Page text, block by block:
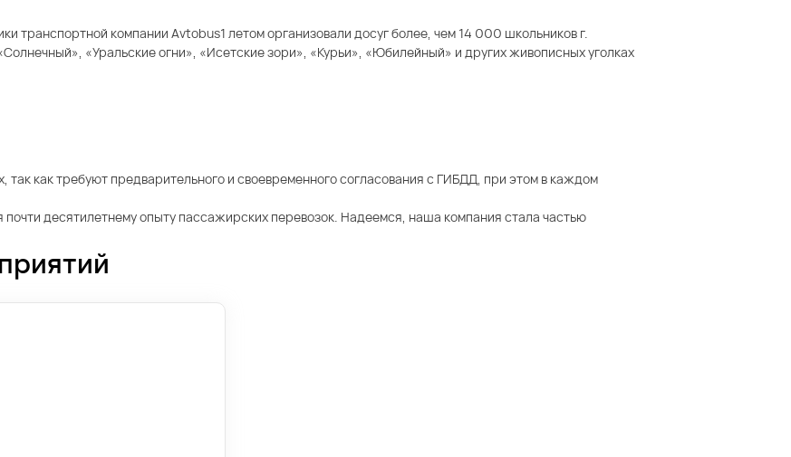
транспортной компании Avtobus1 летом организовали досуг более, чем 14 000 школьников г.
«Уральские огни», «Исетские зори», «Курьи», «Юбилейный» и других живописных уголках
как требуют предварительного и своевременного согласования с ГИБДД, при этом в каждом
десятилетнему опыту пассажирских перевозок. Надеемся, наша компания стала частью